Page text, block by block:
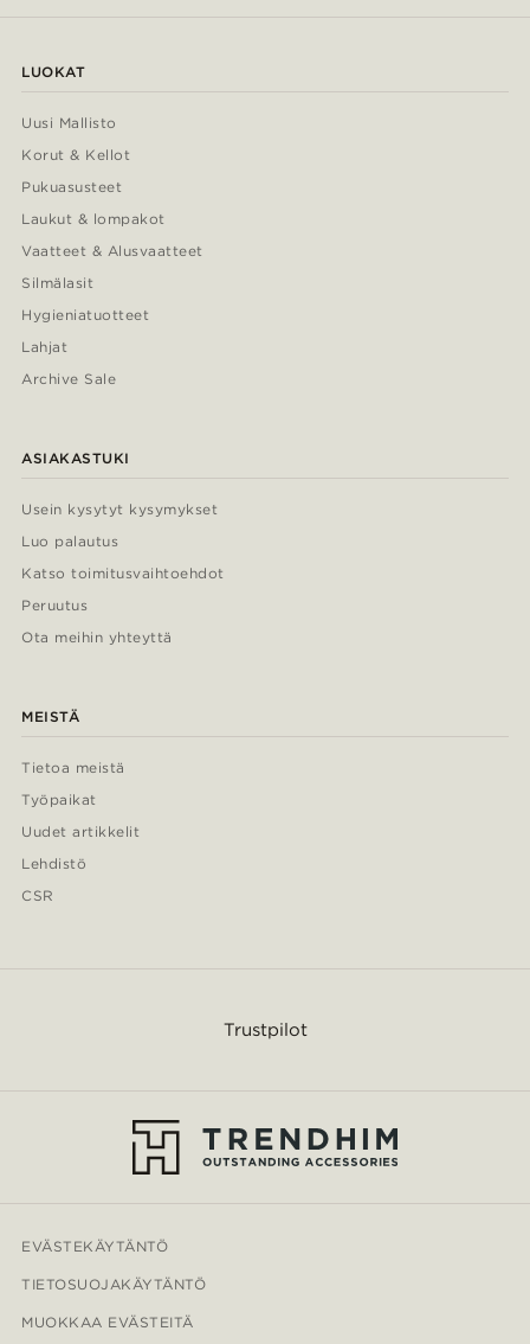
LUOKAT
Uusi Mallisto
Korut & Kellot
Pukuasusteet
Laukut & lompakot
Vaatteet & Alusvaatteet
Silmälasit
Hygieniatuotteet
Lahjat
Archive Sale
ASIAKASTUKI
Usein kysytyt kysymykset
Luo palautus
Katso toimitusvaihtoehdot
Peruutus
Ota meihin yhteyttä
MEISTÄ
Tietoa meistä
Työpaikat
Uudet artikkelit
Lehdistö
CSR
Trustpilot
EVÄSTEKÄYTÄNTÖ
TIETOSUOJAKÄYTÄNTÖ
MUOKKAA EVÄSTEITÄ